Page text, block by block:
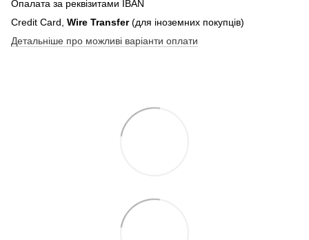
Опалата за реквізитами IBAN
Credit Card, Wire Transfer(для іноземних покупців)
Детальніше про можливі варіанти оплати